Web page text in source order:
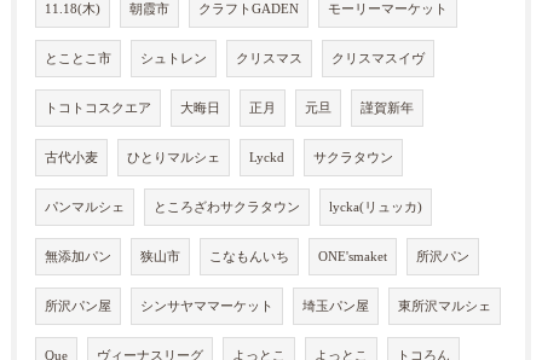
11.18(木) 朝霞市 クラフトGADEN モーリーマーケット
とことこ市 シュトレン クリスマス クリスマスイヴ
トコトコスクエア 大晦日 正月 元旦 謹賀新年
古代小麦 ひとりマルシェ Lyckd サクラタウン
パンマルシェ ところざわサクラタウン lycka(リュッカ)
無添加パン 狭山市 こなもんいち ONE'smaket 所沢パン
所沢パン屋 シンサヤママーケット 埼玉パン屋 東所沢マルシェ
Que ヴィーナスリーグ よっとこ よっとこ トコろん